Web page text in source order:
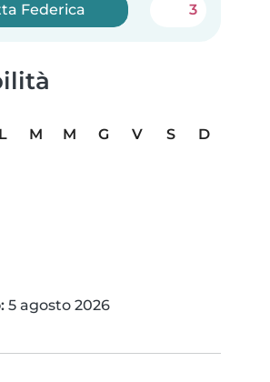
Federica 3
L M M G V S
D
5 agosto 2026